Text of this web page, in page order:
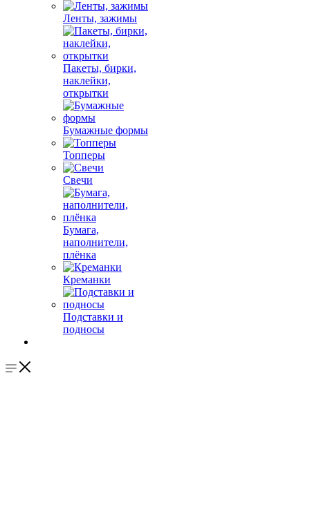
Ленты, зажимы
Пакеты, бирки,
наклейки,
открытки
Бумажные формы
Топперы
Свечи
Бумага,
наполнители,
плёнка
Креманки
Подставки и
подносы